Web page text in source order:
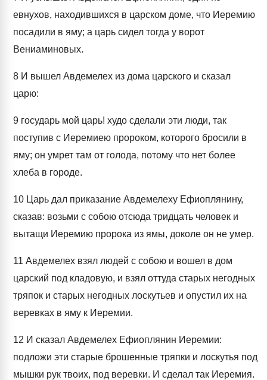
евнухов, находившихся в царском доме, что Иеремию
посадили в яму; а царь сидел тогда у ворот
Вениаминовых.
8 И вышел Авдемелех из дома царского и сказал
царю:
9 государь мой царь! худо сделали эти люди, так
поступив с Иеремиею пророком, которого бросили в
яму; он умрет там от голода, потому что нет более
хлеба в городе.
10 Царь дал приказание Авдемелеху Ефиоплянину,
сказав: возьми с собою отсюда тридцать человек и
вытащи Иеремию пророка из ямы, доколе он не умер.
11 Авдемелех взял людей с собою и вошел в дом
царский под кладовую, и взял оттуда старых негодных
тряпок и старых негодных лоскутьев и опустил их на
веревках в яму к Иеремии.
12 И сказал Авдемелех Ефиоплянин Иеремии:
подложи эти старые брошенные тряпки и лоскутья под
мышки рук твоих, под веревки. И сделал так Иеремия.